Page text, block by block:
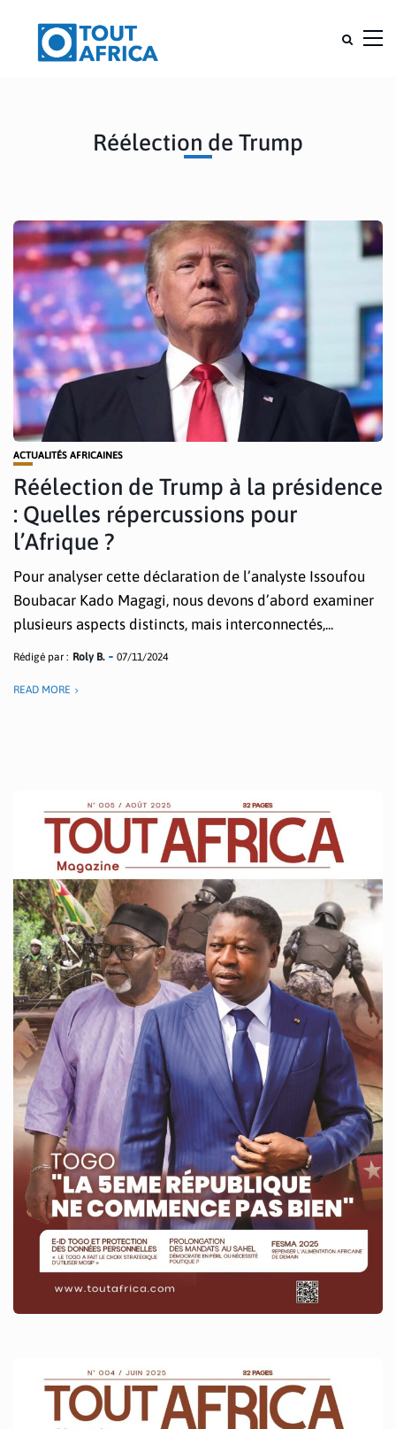
Réélection de Trump
ACTUALITÉS AFRICAINES
Réélection de Trump à la présidence
: Quelles répercussions pour
l’Afrique ?
Pour analyser cette déclaration de l’analyste Issoufou
Boubacar Kado Magagi, nous devons d’abord examiner
plusieurs aspects distincts, mais interconnectés,...
Rédigé par : Roly B. 07/11/2024
READ MORE